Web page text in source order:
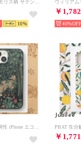
10
￥1,782
40%
Jubilee
￥1,771